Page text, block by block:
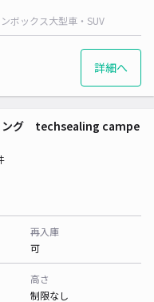
ボックス大型車・SUV
詳細へ
ング techsealing campe
再入庫
可
高さ
制限なし